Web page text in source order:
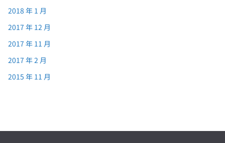
2018 年 1 月
2017 年 12 月
2017 年 11 月
2017 年 2 月
2015 年 11 月